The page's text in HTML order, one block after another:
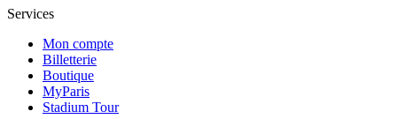
Services
Mon compte
Billetterie
Boutique
MyParis
Stadium Tour